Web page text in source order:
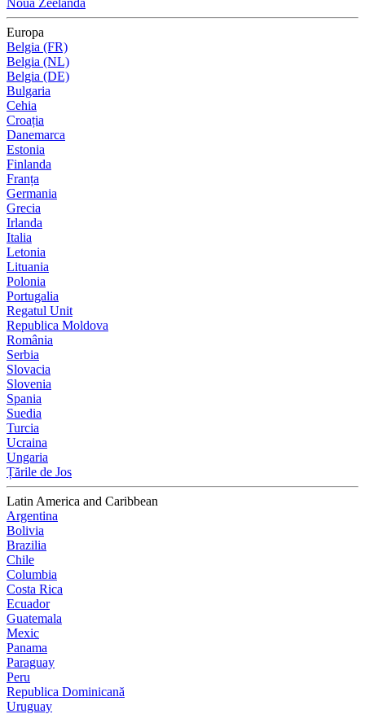
Europa
Belgia (FR)
Belgia (NL)
Belgia (DE)
Bulgaria
Cehia
Croația
Danemarca
Estonia
Finlanda
Franța
Germania
Grecia
Irlanda
Italia
Letonia
Lituania
Polonia
Portugalia
Regatul Unit
Republica Moldova
România
Serbia
Slovacia
Slovenia
Spania
Suedia
Turcia
Ucraina
Ungaria
Țările de Jos
Latin America and Caribbean
Argentina
Bolivia
Brazilia
Chile
Columbia
Costa Rica
Ecuador
Guatemala
Mexic
Panama
Paraguay
Peru
Republica Dominicană
Uruguay